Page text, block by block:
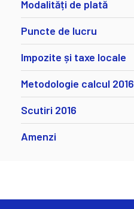
Modalități de plată
Puncte de lucru
Impozite și taxe locale
Metodologie calcul 2016
Scutiri 2016
Amenzi